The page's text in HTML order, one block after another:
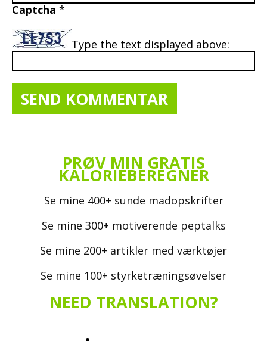
Captcha *
Type the text displayed above:
PRØV MIN GRATIS
KALORIEBEREGNER
Se mine 400+ sunde madopskrifter
Se mine 300+ motiverende peptalks
Se mine 200+ artikler med værktøjer
Se mine 100+ styrketræningsøvelser
NEED TRANSLATION?